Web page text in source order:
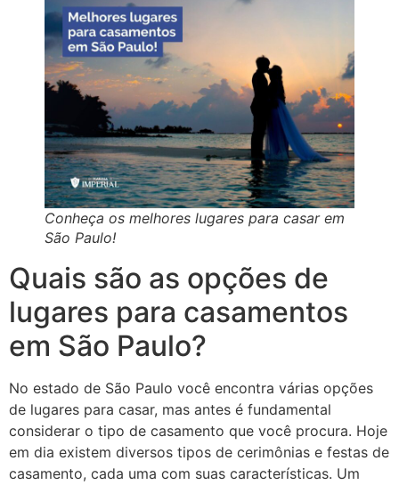
Conheça os melhores lugares para casar em
São Paulo!
Quais são as opções de
lugares para casamentos
em São Paulo?
No estado de São Paulo você encontra várias opções
de lugares para casar, mas antes é fundamental
considerar o tipo de casamento que você procura. Hoje
em dia existem diversos tipos de cerimônias e festas de
casamento, cada uma com suas características. Um